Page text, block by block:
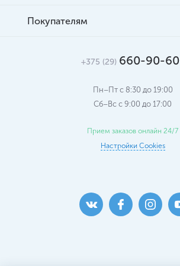
Покупателям
+375 (29) 660-90-60
Пн–Пт с 8:30 до 19:00
Сб–Вс c 9:00 до 17:00
Прием заказов онлайн 24/7
Настройки Cookies